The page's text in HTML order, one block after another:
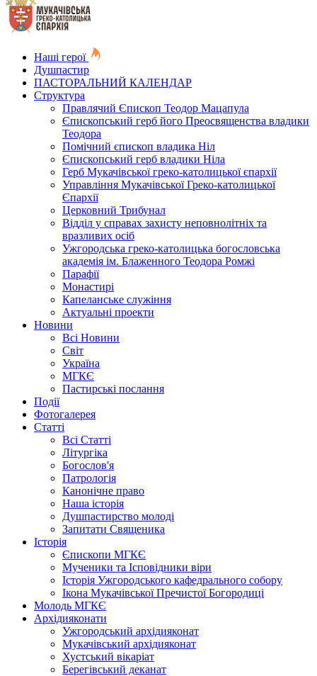
Наші герої
Душпастир
ПАСТОРАЛЬНИЙ КАЛЕНДАР
Структура
Правлячий Єпископ Теодор Мацапула
Єпископський герб його Преосвященства владики
Теодора
Помічний єпископ владика Ніл
Єпископський герб владики Ніла
Герб Мукачівської греко-католицької єпархії
Управління Мукачівської Греко-католицької
Єпархії
Церковний Трибунал
Відділ у справах захисту неповнолітніх та
вразливих осіб
Ужгородська греко-католицька богословська
академія ім. Блаженного Теодора Ромжі
Парафії
Монастирі
Капеланське служіння
Актуальні проекти
Новини
Всі Новини
Світ
Україна
МГКЄ
Пастирські послання
Події
Фотогалерея
Статті
Всі Статті
Літургіка
Богослов'я
Патрологія
Канонічне право
Наша історія
Душпастирство молоді
Запитати Священика
Історія
Єпископи МГКЄ
Мученики та Ісповідники віри
Історія Ужгородського кафедрального собору
Ікона Мукачівської Пречистої Богородиці
Молодь МГКЄ
Архідияконати
Ужгородський архідияконат
Мукачівський архідияконат
Хустський вікаріат
Берегівський деканат